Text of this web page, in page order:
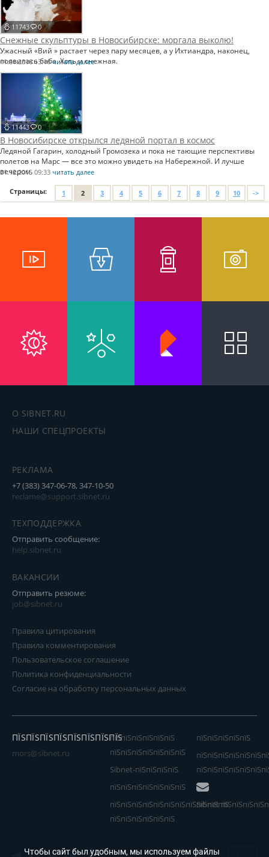
11743 0
Снежные скульптуры в Новосибирске: моргала выколю!
Ужасный «Вий » растает через пару месяцев, а у Ихтиандра, наконец,
появилась баба. Хоть и снежная.
11.01.2016 13:16читать далее
11443 0
В Новосибирске открылся ледяной портал в космос
Ледяной Гагарин, холодный Громозека и пока не тающие перспективы
полетов на Марс — все это можно увидеть на Набережной. И лучше
вечером.
31.12.2015 09:33 читать далее
Страницы: 1 2 3 4 5 6 7 8 9 10 ->
О SIBNET.RU
НАШИ СПЕЦПРОЕКТЫ
РЕКЛАМА
+7 (383) 347-06-78, 347-10-50
reclame@support.sibnet.ru
ТЕХПОДДЕРЖКА
Отправить сообщение:
help.sibnet.ru
ВАКАНСИИ
Отправить резюме:
job@sibnet.ru
Правила цитирования
Правила комментирования
Пользовательское соглашение
Политика конфиденциальности
Согласие на обработку персональных данных
ПЇЅПЇЅПЇЅПЇЅПЇЅПЇЅПЇЅПЇЅ
mors@sibnet.ru
пїЅпїЅпїЅпїЅпїЅпїЅ
пїЅпїЅпїЅпїЅпїЅпїЅпїЅ
Sibnet-пїЅпїЅпїЅпїЅ
пїЅпїЅпїЅпїЅпїЅ
пїЅпїЅпїЅпїЅпїЅпїЅпїЅ
пїЅпїЅпїЅпїЅпїЅпїЅпїЅпїЅпїЅпїЅпїЅ
пїЅпїЅпїЅпїЅпїЅпїЅ
Sibnet
Чтобы сайт был удобным, мы используем файлы